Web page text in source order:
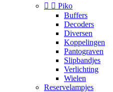
  Piko
Buffers
Decoders
Diversen
Koppelingen
Pantograven
Slipbandjes
Verlichting
Wielen
Reservelampjes